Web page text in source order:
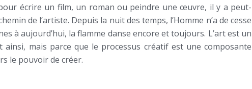
écrire un film, un roman ou peindre une œuvre, il y a peut-
de l’artiste. Depuis la nuit des temps, l’Homme n’a de cesse
à aujourd’hui, la flamme danse encore et toujours. L’art est un
mais parce que le processus créatif est une composante
le pouvoir de créer.